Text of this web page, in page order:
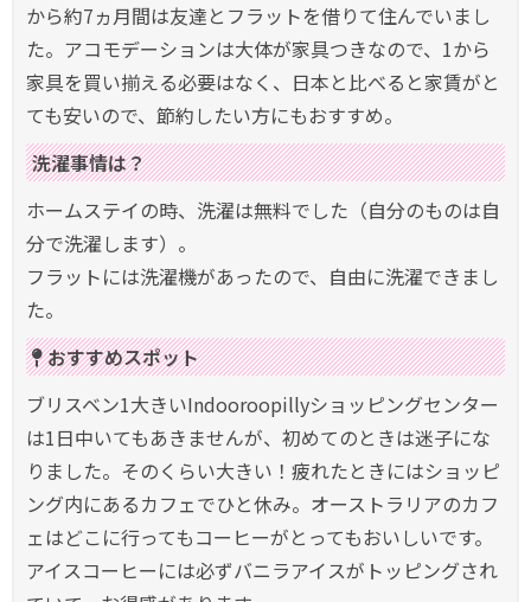
から約7ヵ月間は友達とフラットを借りて住んでいまし
た。アコモデーションは大体が家具つきなので、1から
家具を買い揃える必要はなく、日本と比べると家賃がと
ても安いので、節約したい方にもおすすめ。
洗濯事情は？
ホームステイの時、洗濯は無料でした（自分のものは自
分で洗濯します）。
フラットには洗濯機があったので、自由に洗濯できまし
た。
おすすめスポット
ブリスベン1大きいIndooroopillyショッピングセンター
は1日中いてもあきませんが、初めてのときは迷子にな
りました。そのくらい大きい！疲れたときにはショッピ
ング内にあるカフェでひと休み。オーストラリアのカフ
ェはどこに行ってもコーヒーがとってもおいしいです。
アイスコーヒーには必ずバニラアイスがトッピングされ